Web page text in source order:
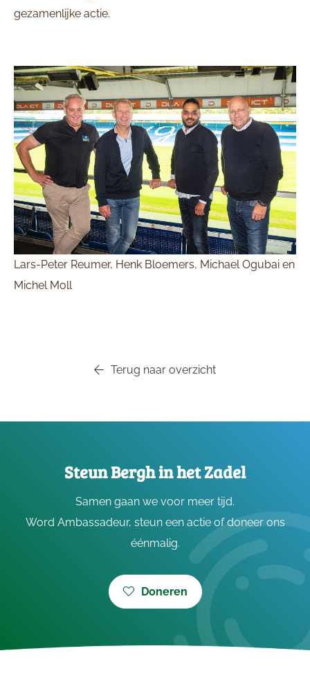
gezamenlijke actie.
Lars-Peter Reumer, Henk Bloemers, Michael Ogubai en
Michel Moll
Terug naar overzicht
Steun Bergh in het Zadel
Samen gaan we voor meer tijd.
Word Ambassadeur, steun een actie of doneer ons
éénmalig.
Doneren